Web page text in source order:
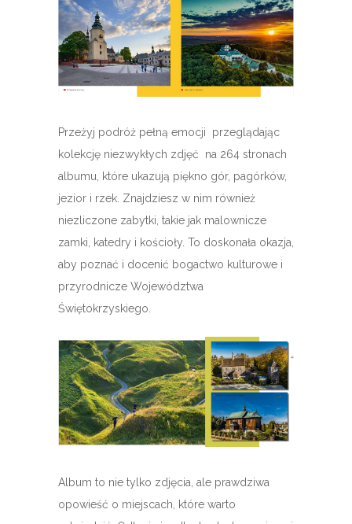
Przeżyj podróż pełną emocji przeglądając
kolekcję niezwykłych zdjęć na 264 stronach
albumu, które ukazują piękno gór, pagórków,
jezior i rzek. Znajdziesz w nim również
niezliczone zabytki, takie jak malownicze
zamki, katedry i kościoły. To doskonała okazja,
aby poznać i docenić bogactwo kulturowe i
przyrodnicze Województwa
Świętokrzyskiego.
Album to nie tylko zdjęcia, ale prawdziwa
opowieść o miejscach, które warto